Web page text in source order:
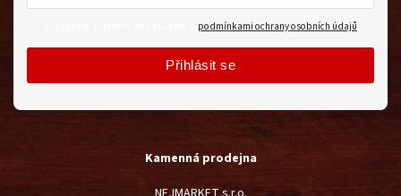
Kamenná prodejna
podmínkami ochrany osobních údajů
Přihlásit se